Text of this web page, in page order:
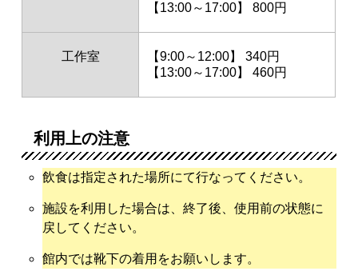
【13:00～17:00】 800円
工作室
【9:00～12:00】 340円
【13:00～17:00】 460円
利用上の注意
飲食は指定された場所にて行なってください。
施設を利用した場合は、終了後、使用前の状態に
戻してください。
館内では靴下の着用をお願いします。